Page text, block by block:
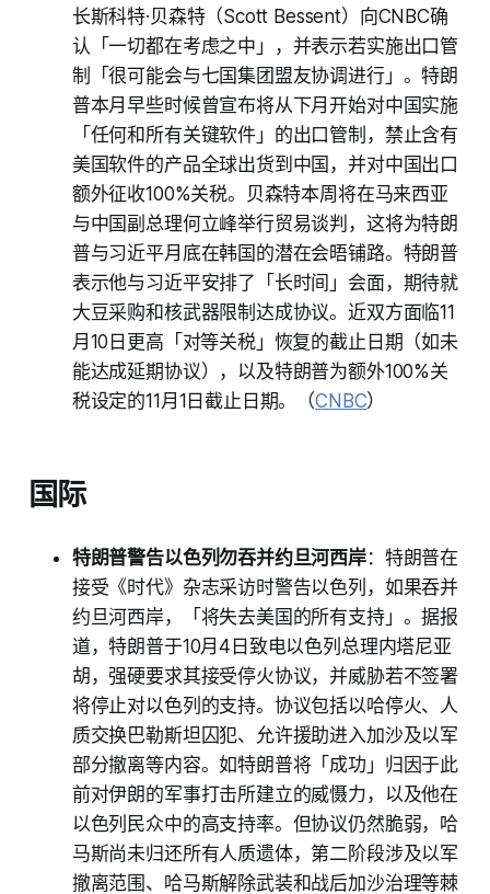
长斯科特·贝森特（Scott Bessent）向CNBC确
认「一切都在考虑之中」，并表示若实施出口管
制「很可能会与七国集团盟友协调进行」。特朗
普本月早些时候曾宣布将从下月开始对中国实施
「任何和所有关键软件」的出口管制，禁止含有
美国软件的产品全球出货到中国，并对中国出口
额外征收100%关税。贝森特本周将在马来西亚
与中国副总理何立峰举行贸易谈判，这将为特朗
普与习近平月底在韩国的潜在会晤铺路。特朗普
表示他与习近平安排了「长时间」会面，期待就
大豆采购和核武器限制达成协议。近双方面临11
月10日更高「对等关税」恢复的截止日期（如未
能达成延期协议），以及特朗普为额外100%关
税设定的11月1日截止日期。（CNBC）
国际
特朗普警告以色列勿吞并约旦河西岸：特朗普在
接受《时代》杂志采访时警告以色列，如果吞并
约旦河西岸，「将失去美国的所有支持」。据报
道，特朗普于10月4日致电以色列总理内塔尼亚
胡，强硬要求其接受停火协议，并威胁若不签署
将停止对以色列的支持。协议包括以哈停火、人
质交换巴勒斯坦囚犯、允许援助进入加沙及以军
部分撤离等内容。如特朗普将「成功」归因于此
前对伊朗的军事打击所建立的威慑力，以及他在
以色列民众中的高支持率。但协议仍然脆弱，哈
马斯尚未归还所有人质遗体，第二阶段涉及以军
撤离范围、哈马斯解除武装和战后加沙治理等棘